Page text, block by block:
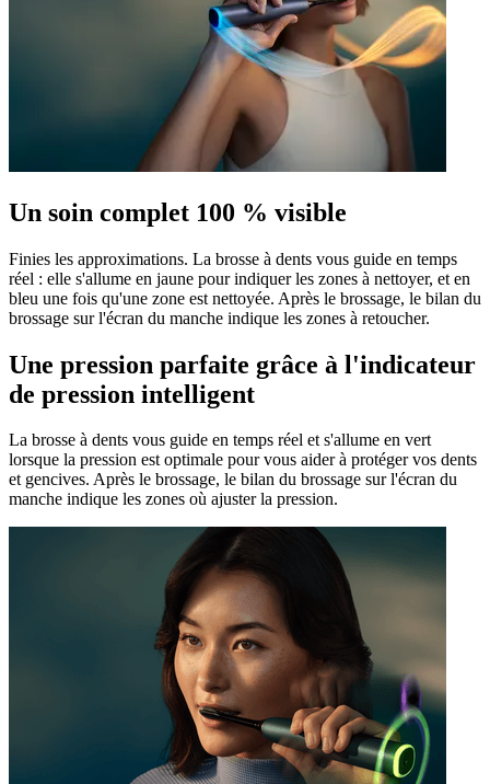
Un soin complet 100 % visible
Finies les approximations. La brosse à dents vous guide en temps
réel : elle s'allume en jaune pour indiquer les zones à nettoyer, et en
bleu une fois qu'une zone est nettoyée. Après le brossage, le bilan du
brossage sur l'écran du manche indique les zones à retoucher.
Une pression parfaite grâce à l'indicateur
de pression intelligent
La brosse à dents vous guide en temps réel et s'allume en vert
lorsque la pression est optimale pour vous aider à protéger vos dents
et gencives. Après le brossage, le bilan du brossage sur l'écran du
manche indique les zones où ajuster la pression.